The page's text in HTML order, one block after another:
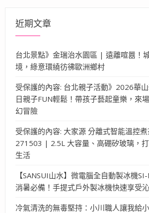
近期文章
台北景點》金瑞治水園區 | 遠離喧囂！
境，綠意環繞彷彿歐洲鄉村
受保護的內容: 台北親子活動》2026華
日親子FUN輕鬆！帶孩子藝起童樂，來
幻冒險
受保護的內容: 大家源 分離式智能溫控
271503 | 2.5L 大容量、高硼矽玻璃，
生活
【SANSUI山水】微電腦全自動製冰機
消暑必備！手提式戶外製冰機快速享受
冷氣清洗的無毒堅持：小川職人讓我給